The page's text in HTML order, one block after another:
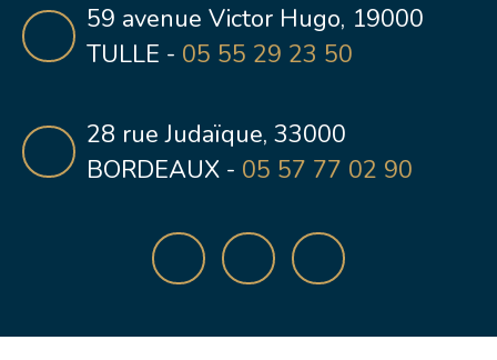
59 avenue Victor Hugo, 19000
TULLE - 05 55 29 23 50
28 rue Judaïque, 33000
BORDEAUX - 05 57 77 02 90